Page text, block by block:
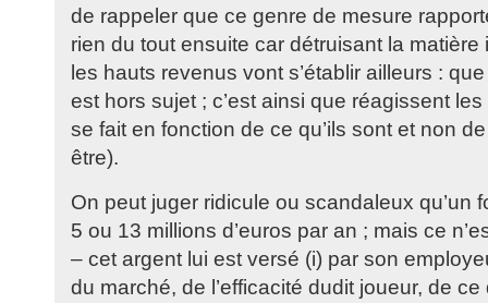
de rappeler que ce genre de mesure
rien du tout ensuite car détruisant la
les hauts revenus vont s’établir ailleurs :
est hors sujet ; c’est ainsi que réagissent
se fait en fonction de ce qu’ils sont et non
être).
On peut juger ridicule ou scandaleux qu’un
5 ou 13 millions d’euros par an ; mais ce
– cet argent lui est versé (i) par son
du marché, de l’efficacité dudit joueur, de